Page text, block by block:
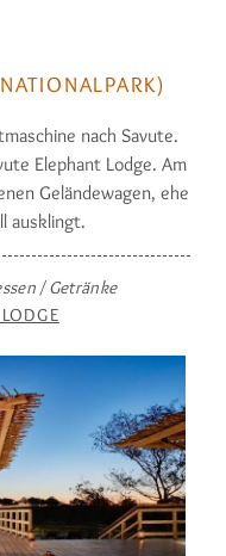
nach Savute.
Elephant Lodge. Am
Geländewagen, ehe
ausklingt.
/ Getränke